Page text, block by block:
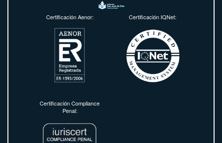
Certificación Aenor: Certificación IQNet:
Certificación Compliance
Penal: